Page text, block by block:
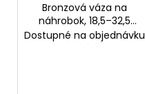
Bronzová váza na
náhrobok, 18,5–32,5
cm
Dostupné na objednávku